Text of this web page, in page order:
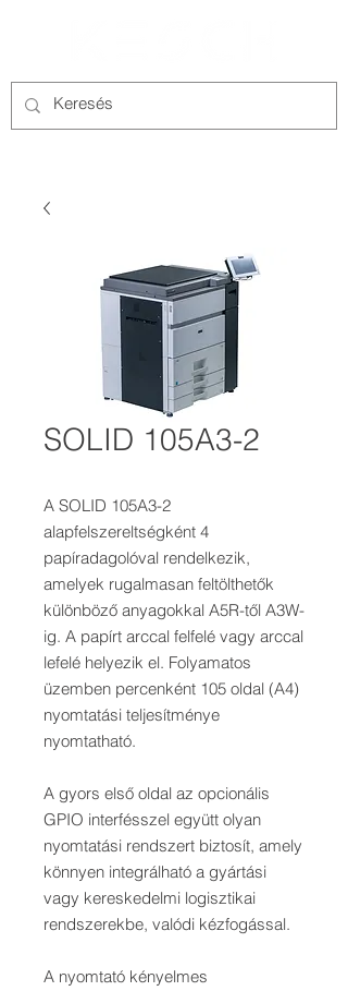
SOLID 105A3-2
A SOLID 105A3-2
alapfelszereltségként 4
papíradagolóval rendelkezik,
amelyek rugalmasan feltölthetők
különböző anyagokkal A5R-től A3W-
ig. A papírt arccal felfelé vagy arccal
lefelé helyezik el. Folyamatos
üzemben percenként 105 oldal (A4)
nyomtatási teljesítménye
nyomtatható.
A gyors első oldal az opcionális
GPIO interfésszel együtt olyan
nyomtatási rendszert biztosít, amely
könnyen integrálható a gyártási
vagy kereskedelmi logisztikai
rendszerekbe, valódi kézfogással.
A nyomtató kényelmes